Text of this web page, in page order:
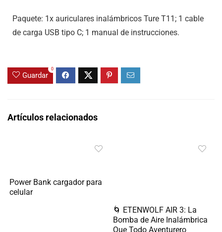
Paquete: 1x auriculares inalámbricos Ture T11; 1 cable
de carga USB tipo C; 1 manual de instrucciones.
Guardar
0
Artículos relacionados
Power Bank cargador para
celular
🌀 ETENWOLF AIR 3: La
Bomba de Aire Inalámbrica
Que Todo Aventurero